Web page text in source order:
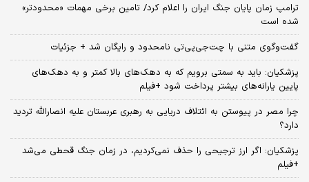
ترامپ زمان پایان جنگ ایران را اعلام کرد/ تامین برخی مهمات «محدودتر»
شده است
گفت‌وگوی متنی با چت‌جی‌پی‌تی نامحدود و رایگان شد + جزئیات
پزشکیان: باید به سمتی برویم که به دهک‌های بالا کمتر و به دهک‌های
پایین یارانه‌های بیشتر پرداخت شود +فیلم
چرا مصر در پیوستن به ائتلاف دریایی به رهبری عربستان علیه انصارالله تردید
دارد؟
پزشکیان: اگر ارز ترجیحی را حذف نمی‌کردیم، در زمان جنگ قحطی می‌شد
+فیلم